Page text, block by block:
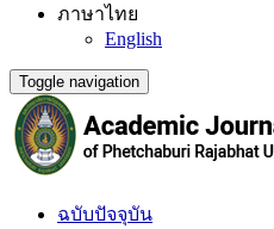
ภาษาไทย
English
Toggle navigation
ฉบับปัจจุบัน